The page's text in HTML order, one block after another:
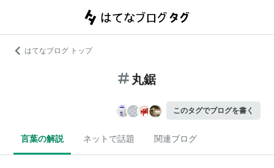
はてなブログ トップ
丸鋸
このタグでブログを書く
言葉の解説 ネットで話題 関連ブログ